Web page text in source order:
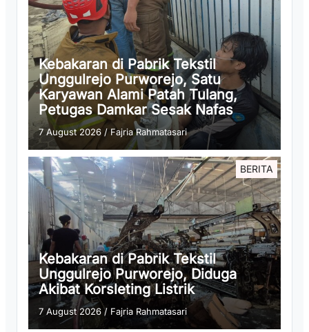
Kebakaran di Pabrik Tekstil
Unggulrejo Purworejo, Satu
Karyawan Alami Patah Tulang,
Petugas Damkar Sesak Nafas
7 August 2026 /Fajria Rahmatasari
BERITA
Kebakaran di Pabrik Tekstil
Unggulrejo Purworejo, Diduga
Akibat Korsleting Listrik
7 August 2026/ Fajria Rahmatasari